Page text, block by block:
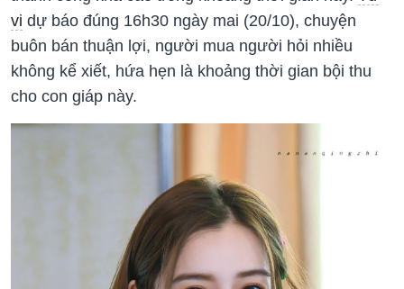
vi dự báo đúng 16h30 ngày mai (20/10), chuyện
buôn bán thuận lợi, người mua người hỏi nhiều
không kể xiết, hứa hẹn là khoảng thời gian bội thu
cho con giáp này.